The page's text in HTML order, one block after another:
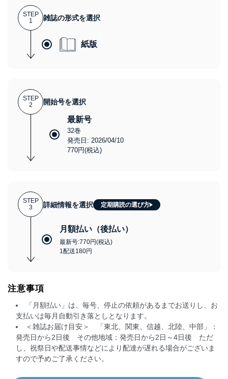
STEP
1
雑誌の形式を選択
紙版
STEP
2
開始号を選択
最新号
32巻
発売日: 2026/04/10
770円(税込)
STEP
3
詳細情報を選択 定期購読の選び方
月額払い（後払い）
最新号:770円(税込)
1配送180円
注意事項
「月額払い」は、毎号、停止の依頼があるまでお送りし、お
支払いは毎月自動引き落としとなります。
＜雑誌お届け目安＞ 「東北、関東、信越、北陸、中部」：
発売日から2日後 その他地域：発売日から2日～4日後 ただ
し、祝祭日や配送事情などにより配達が遅れる場合がございま
すので予めご了承ください。